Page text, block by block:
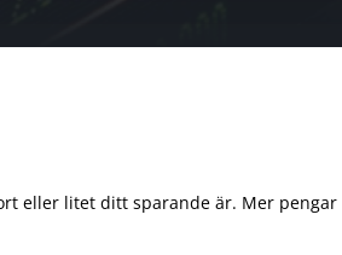
eller litet ditt sparande är. Mer pengar